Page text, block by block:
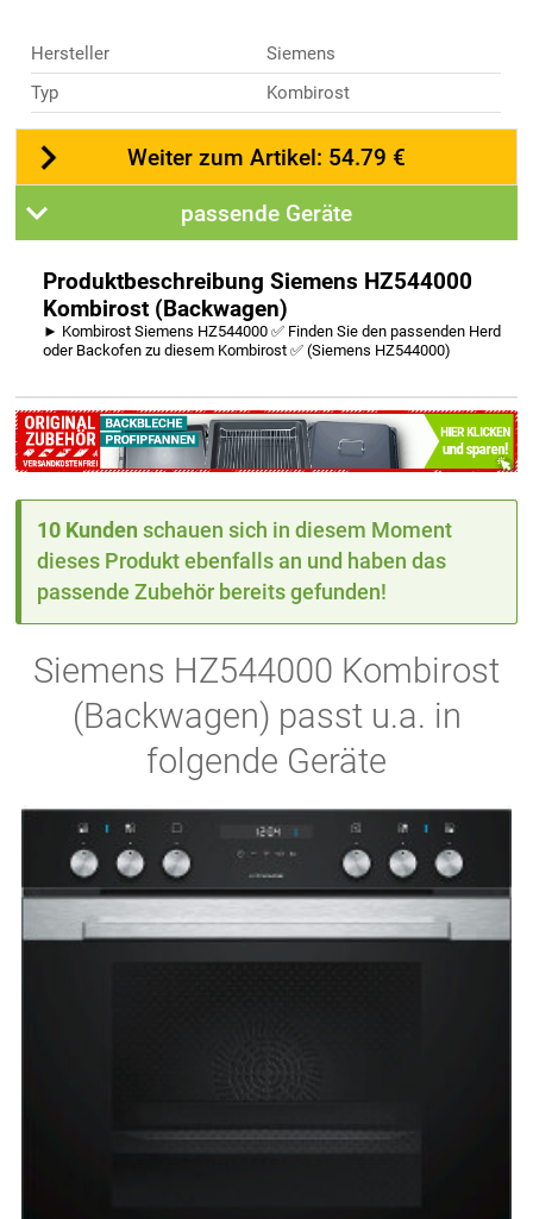
Hersteller
Siemens
Typ
Kombirost
Weiter zum Artikel: 54.79 €
passende Geräte
Produktbeschreibung Siemens HZ544000
Kombirost (Backwagen)
► Kombirost Siemens HZ544000 ✅ Finden Sie den passenden Herd
oder Backofen zu diesem Kombirost ✅ (Siemens HZ544000)
10 Kunden schauen sich in diesem Moment
dieses Produkt ebenfalls an und haben das
passende Zubehör bereits gefunden!
Siemens HZ544000 Kombirost
(Backwagen) passt u.a. in
folgende Geräte